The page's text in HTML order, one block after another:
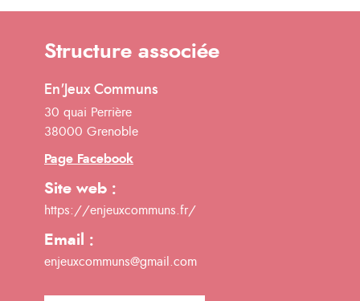
Structure associée
En'Jeux Communs
30 quai Perrière
38000 Grenoble
Page Facebook
Site web :
https://enjeuxcommuns.fr/
Email :
enjeuxcommuns@gmail.com